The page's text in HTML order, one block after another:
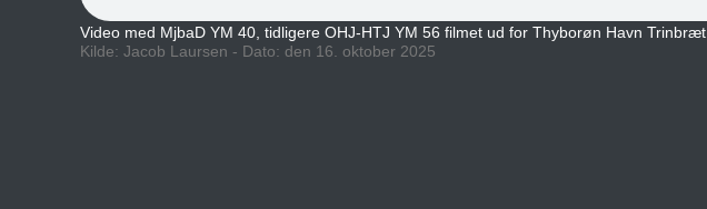
Video med MjbaD YM 40, tidligere OHJ-HTJ YM 56 filmet ud for Thyborøn Havn Trinbræt.
Kilde: Jacob Laursen - Dato: den 16. oktober 2025